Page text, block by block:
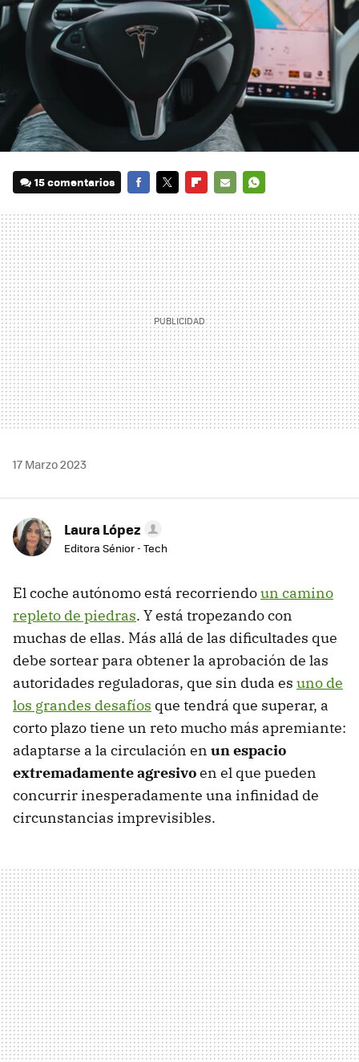
15 comentarios
MAIL
17 Marzo 2023
Laura López
Editora Sénior - Tech
El coche autónomo está recorriendoun camino
repleto de piedras. Y está tropezando con
muchas de ellas. Más allá de las dificultades que
debe sortear para obtener la aprobación de las
autoridades reguladoras, que sin duda es uno de
los grandes desafíos que tendrá que superar, a
corto plazo tiene un reto mucho más apremiante:
adaptarse a la circulación en un espacio
extremadamente agresivoen el que pueden
concurrir inesperadamente una infinidad de
circunstancias imprevisibles.